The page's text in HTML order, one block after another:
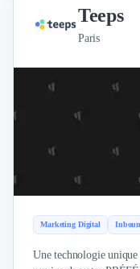
Teeps
Paris
Marketing Digital
Une technologie